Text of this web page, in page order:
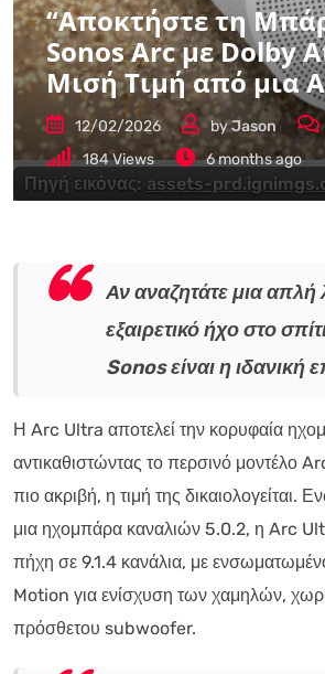
Πηγή εικόνας: assets-
“Αποκτήστε τη
Sonos Arc με Dolby
Μισή Τιμή από μια
12/02/2026 byJason
184Views 6 months ago
Αν αναζητάτε μια απλή
εξαιρετικό ήχο στο
Sonos είναι η ιδανική
Η Arc Ultra αποτελεί την κορυφαία
αντικαθιστώντας το περσινό μοντέλο
πιο ακριβή, η τιμή της δικαιολογείται.
μια ηχομπάρα καναλιών 5.0.2, η Arc
πήχη σε 9.1.4 κανάλια, με
Motion για ενίσχυση των χαμηλών,
πρόσθετου subwoofer.